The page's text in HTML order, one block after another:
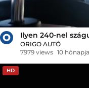
Ilyen 240-nel
ORIGO AUTÓ
7979 views 10 hónapja
HD